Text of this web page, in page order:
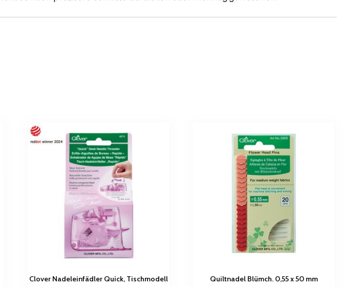
Clover Nadeleinfädler Quick, Tischmodell Quiltnadel Blümch. 0,55 x 50 mm